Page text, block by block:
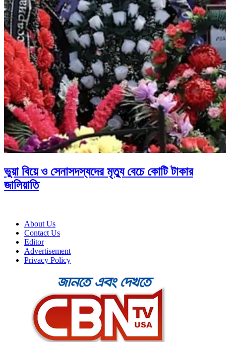
ভুয়া বিয়ে ও সেনাসদস্যদের মৃত্যু বেচে কোটি টাকার
জালিয়াতি
About Us
Contact Us
Editor
Advertisement
Privacy Policy